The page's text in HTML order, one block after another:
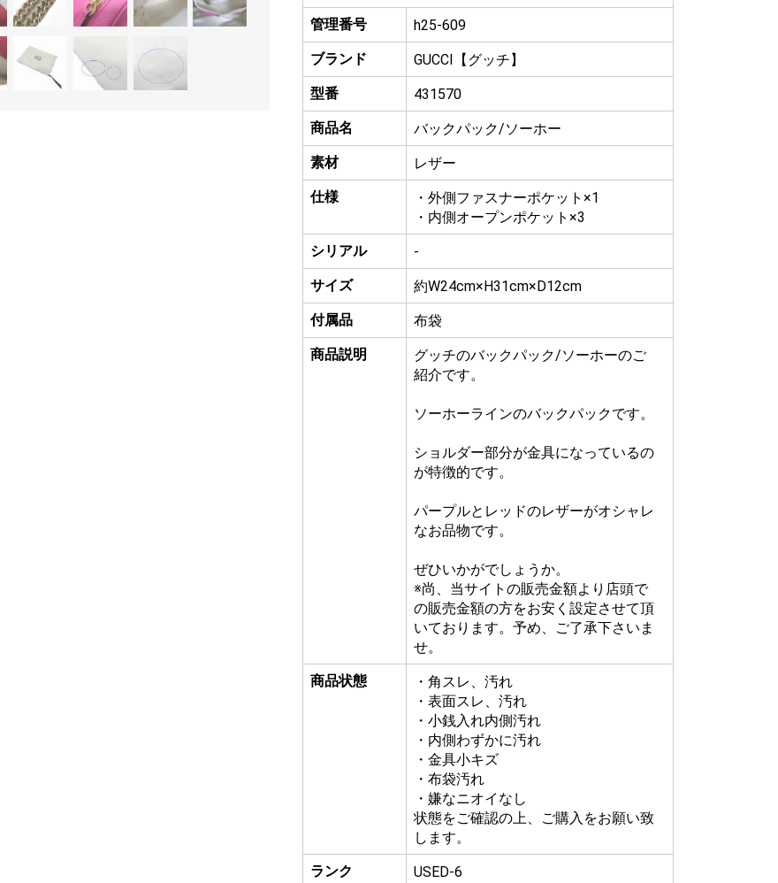
管理番号
h25-609
ブランド
GUCCI【グッチ】
型番
431570
商品名
バックパック/ソーホー
素材
レザー
仕様
・外側ファスナーポケット×1
・内側オープンポケット×3
シリアル
-
サイズ
約W24cm×H31cm×D12cm
付属品
布袋
商品説明
グッチのバックパック/ソーホーのご
紹介です。
ソーホーラインのバックパックです。
ショルダー部分が金具になっているの
が特徴的です。
パープルとレッドのレザーがオシャレ
なお品物です。
ぜひいかがでしょうか。
※尚、当サイトの販売金額より店頭で
の販売金額の方をお安く設定させて頂
いております。予め、ご了承下さいま
せ。
商品状態
・角スレ、汚れ
・表面スレ、汚れ
・小銭入れ内側汚れ
・内側わずかに汚れ
・金具小キズ
・布袋汚れ
・嫌なニオイなし
状態をご確認の上、ご購入をお願い致
します。
ランク
USED-6